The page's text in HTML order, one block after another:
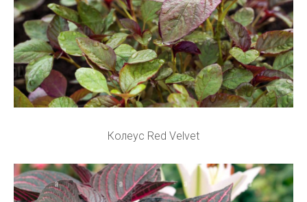
Колеус Red Velvet